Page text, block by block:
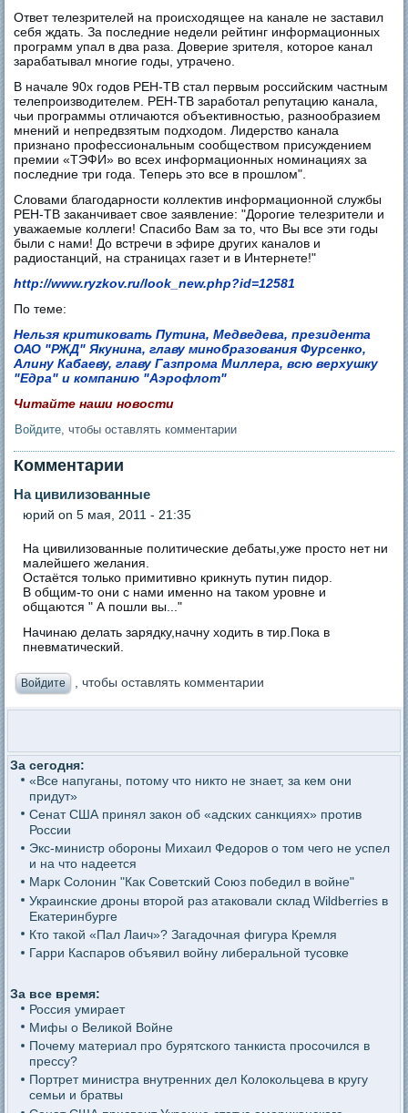
Ответ телезрителей на происходящее на канале не заставил
себя ждать. За последние недели рейтинг информационных
программ упал в два раза. Доверие зрителя, которое канал
зарабатывал многие годы, утрачено.
В начале 90х годов РЕН-ТВ стал первым российским частным
телепроизводителем. РЕН-ТВ заработал репутацию канала,
чьи программы отличаются объективностью, разнообразием
мнений и непредвзятым подходом. Лидерство канала
признано профессиональным сообществом присуждением
премии «ТЭФИ» во всех информационных номинациях за
последние три года. Теперь это все в прошлом".
Словами благодарности коллектив информационной службы
РЕН-ТВ заканчивает свое заявление: "Дорогие телезрители и
уважаемые коллеги! Спасибо Вам за то, что Вы все эти годы
были с нами! До встречи в эфире других каналов и
радиостанций, на страницах газет и в Интернете!"
http://www.ryzkov.ru/look_new.php?id=12581
По теме:
Нельзя критиковать Путина, Медведева, президента
ОАО "РЖД" Якунина, главу минобразования Фурсенко,
Алину Кабаеву, главу Газпрома Миллера, всю верхушку
"Едра" и компанию "Аэрофлот"
Читайте наши новости
Войдите , чтобы оставлять комментарии
Комментарии
На цивилизованные
юрий on 5 мая, 2011 - 21:35
На цивилизованные политические дебаты,уже просто нет ни
малейшего желания.
Остаётся только примитивно крикнуть путин пидор.
В общим-то они с нами именно на таком уровне и
общаются " А пошли вы..."
Начинаю делать зарядку,начну ходить в тир.Пока в
пневматический.
Войдите , чтобы оставлять комментарии
За сегодня:
«Все напуганы, потому что никто не знает, за кем они
придут»
Сенат США принял закон об «адских санкциях» против
России
Экс-министр обороны Михаил Федоров о том чего не успел
и на что надеется
Марк Солонин "Как Советский Союз победил в войне"
Украинские дроны второй раз атаковали склад Wildberries в
Екатеринбурге
Кто такой «Пал Лаич»? Загадочная фигура Кремля
Гарри Каспаров объявил войну либеральной тусовке
За все время:
Россия умирает
Мифы о Великой Войне
Почему материал про бурятского танкиста просочился в
прессу?
Портрет министра внутренних дел Колокольцева в кругу
семьи и братвы